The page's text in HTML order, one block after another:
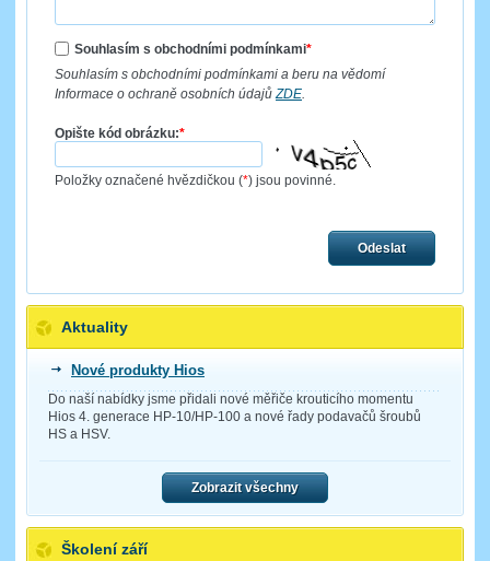
Souhlasím s obchodními podmínkami*
Souhlasím s obchodními podmínkami a beru na vědomí
Informace o ochraně osobních údajůZDE.
Opište kód obrázku:*
Položky označené hvězdičkou (*) jsou povinné.
Odeslat
Aktuality
Nové produkty Hios
Do naší nabídky jsme přidali nové měřiče krouticího momentu
Hios 4. generace HP-10/HP-100 a nové řady podavačů šroubů
HS a HSV.
Zobrazit všechny
Školení září